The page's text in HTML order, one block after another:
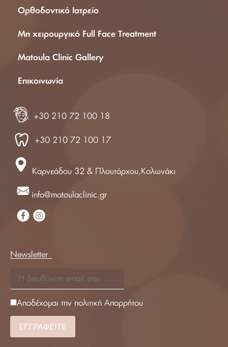
Ορθοδοντικό Ιατρείο
Μη χειρουργικό Full Face Treatment
Matoula Clinic Gallery
Επικοινωνία
+30 210 72 100 18
+30 210 72 100 17
Καρνεάδου 32 & Πλουτάρχου,Κολωνάκι
info@matoulaclinic.gr
Newsletter
Αποδέχομαι την πολιτική Απορρήτου